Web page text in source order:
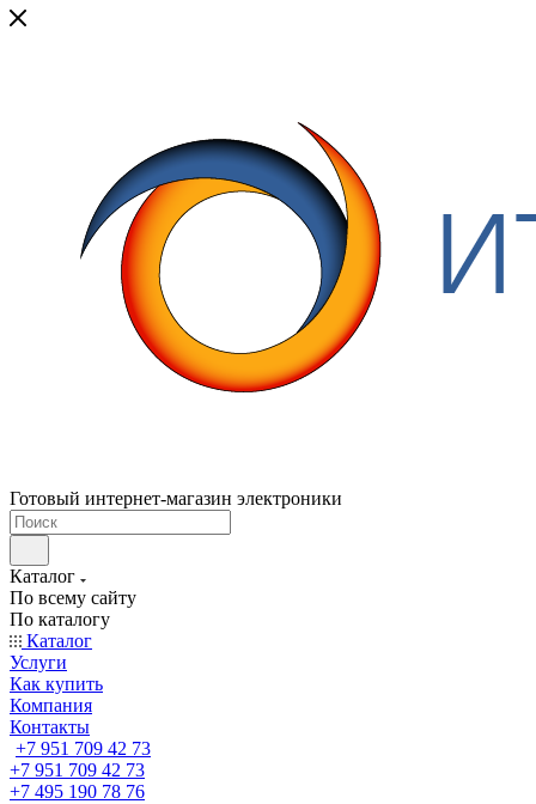
Готовый интернет-магазин электроники
Каталог
По всему сайту
По каталогу
Каталог
Услуги
Как купить
Компания
Контакты
+7 951 709 42 73
+7 951 709 42 73
+7 495 190 78 76